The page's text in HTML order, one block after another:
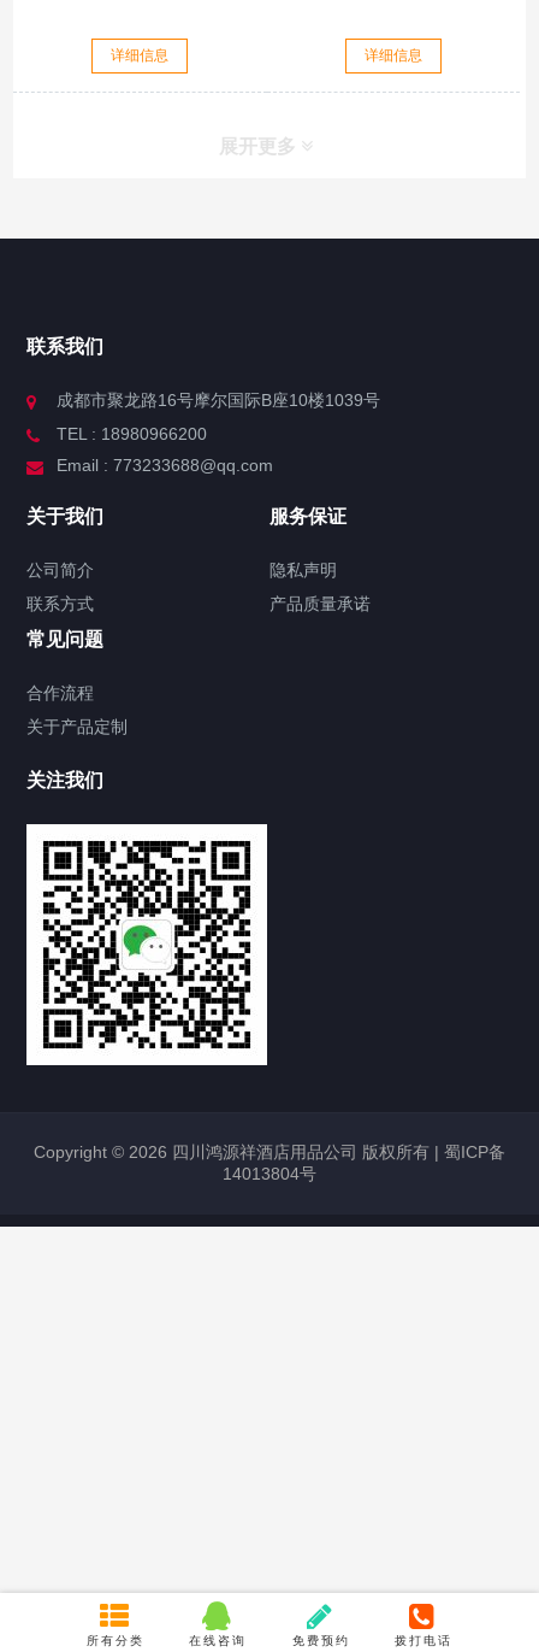
详细信息 详细信息
展开更多
联系我们
成都市聚龙路16号摩尔国际B座10楼1039号
TEL : 18980966200
Email : 773233688@qq.com
关于我们
公司简介
联系方式
服务保证
隐私声明
产品质量承诺
常见问题
合作流程
关于产品定制
关注我们
Copyright © 2026 四川鸿源祥酒店用品公司 版权所有 | 蜀ICP备
14013804号
所有分类 在线咨询 免费预约 拨打电话